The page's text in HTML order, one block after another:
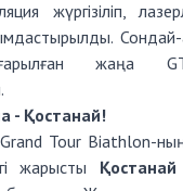
жүргізіліп,
Сондай-
жаңа
- Қостанай!
Tour Biathlon-ның
жарысты Қостанай